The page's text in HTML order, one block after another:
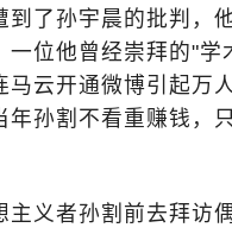
到了孙宇晨的批判，
一位他曾经崇拜的"
马云开通微博引起万
年孙割不看重赚钱，
主义者孙割前去拜访